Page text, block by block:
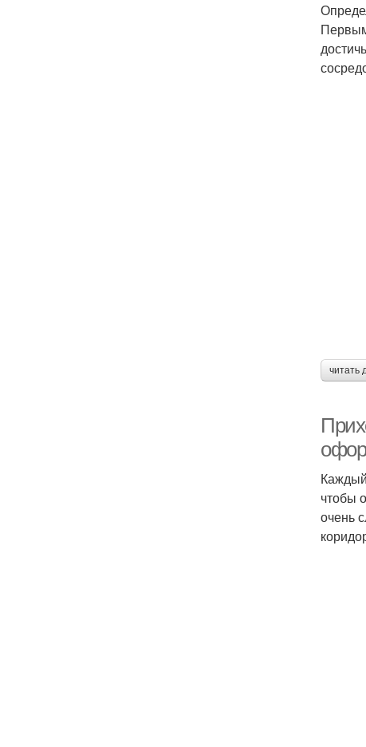
читать
чтобы
очень